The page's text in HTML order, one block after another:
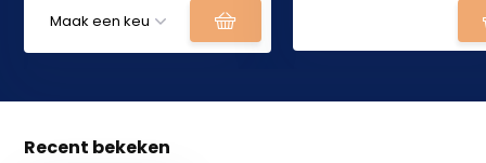
Recent bekeken